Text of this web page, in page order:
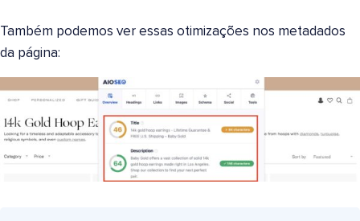
Também podemos ver essas otimizações nos metadados
da página: